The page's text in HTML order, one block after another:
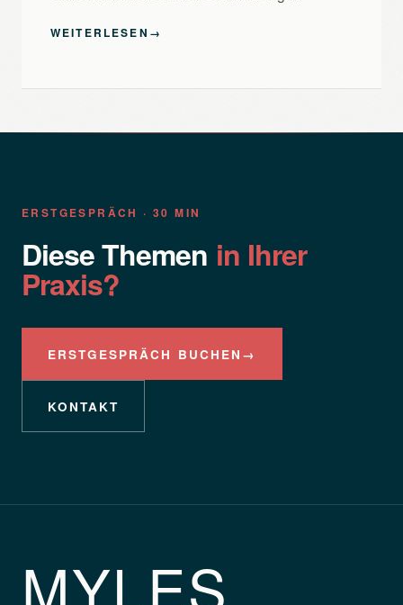
WEITERLESEN →
ERSTGESPRÄCH · 30 MIN
Diese Themen in Ihrer
Praxis?
ERSTGESPRÄCH BUCHEN →
KONTAKT
MYLES